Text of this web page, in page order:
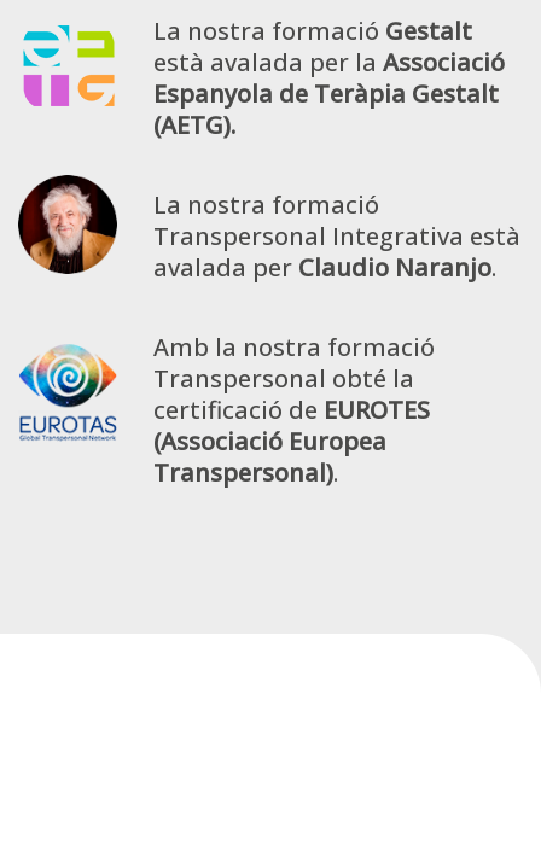
La nostra formació Gestalt
està avalada per la Associació
Espanyola de Teràpia Gestalt
(AETG).
La nostra formació
Transpersonal Integrativa està
avalada per Claudio Naranjo.
Amb la nostra formació
Transpersonal obté la
certificació de EUROTES
(Associació Europea
Transpersonal).